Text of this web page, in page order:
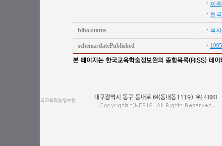
제
한
bibo:status 석사
schema:datePublished 1995